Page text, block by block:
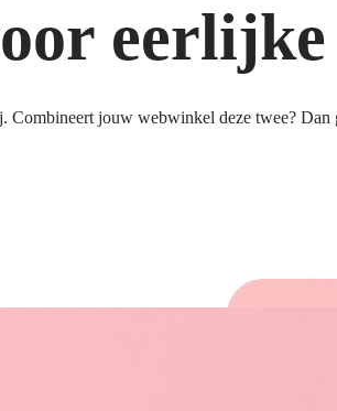
jouw webwinkel deze twee?